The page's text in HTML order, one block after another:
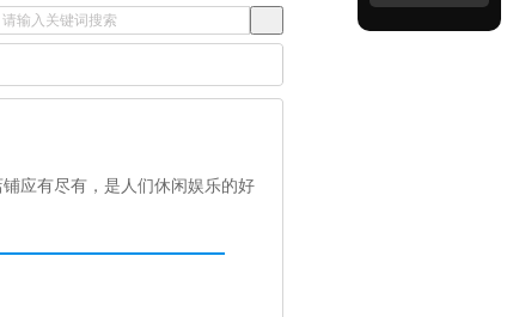
应有尽有，是人们休闲娱乐的好